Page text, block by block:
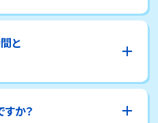
と
か？